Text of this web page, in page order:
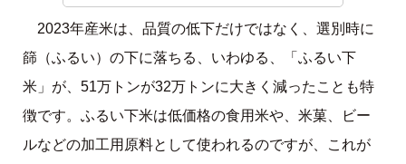
2023年産米は、品質の低下だけではなく、選別時に
篩（ふるい）の下に落ちる、いわゆる、「ふるい下
米」が、51万トンが32万トンに大きく減ったことも特
徴です。ふるい下米は低価格の食用米や、米菓、ビー
ルなどの加工用原料として使われるのですが、これが